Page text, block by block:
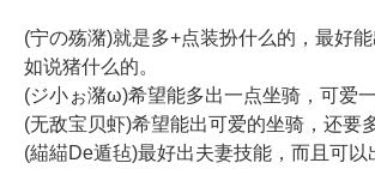
(宁の殇潴)就是多+点装扮什么的，最好
如说猪什么的。
(ジ小ぉ潴ω)希望能多出一点坐骑，可爱
(无敌宝贝虾)希望能出可爱的坐骑，还要
(緢緢De遁毡)最好出夫妻技能，而且可以